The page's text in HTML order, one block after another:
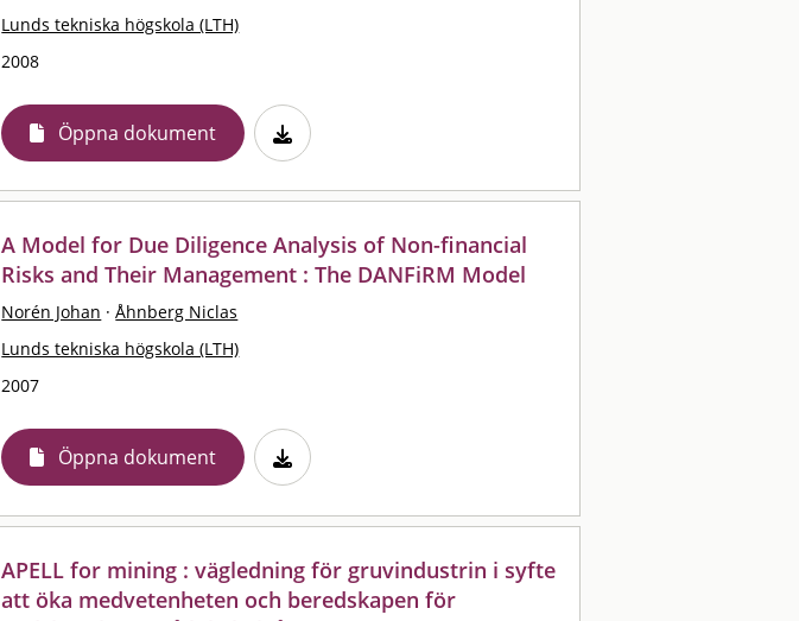
Lunds tekniska högskola (LTH)
2008
Öppna dokument
A Model for Due Diligence Analysis of Non-financial
Risks and Their Management : The DANFiRM Model
Norén Johan · Åhnberg Niclas
Lunds tekniska högskola (LTH)
2007
Öppna dokument
APELL for mining : vägledning för gruvindustrin i syfte
att öka medvetenheten och beredskapen för